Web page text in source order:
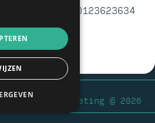
NL06RABO0123623634
produce marketing © 2026